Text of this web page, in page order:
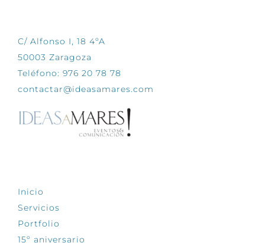
C/ Alfonso I, 18 4ºA
50003 Zaragoza
Teléfono: 976 20 78 78
contactar@ideasamares.com
Inicio
Servicios
Portfolio
15º aniversario